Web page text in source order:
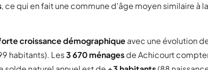
, ce qui en fait une commune d'âge moyen similaire à
croissance démographiqueavec une évolution
habitants). Les3 670 ménagesde Achicourt